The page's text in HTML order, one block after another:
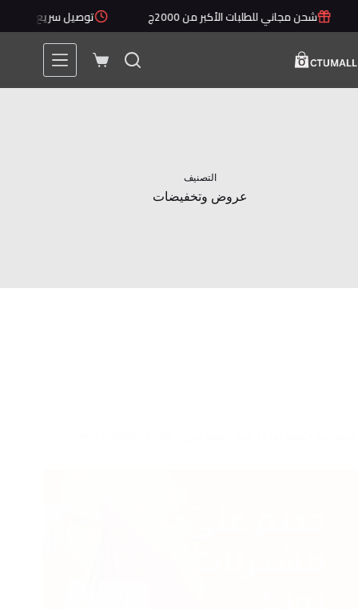
التجاوز شحن مجاني للطلبات الأكبر من 2000ج توصيل سريع خلال 1 - 5 أيام
عربة
التصنيف
عروض وتخفيضات